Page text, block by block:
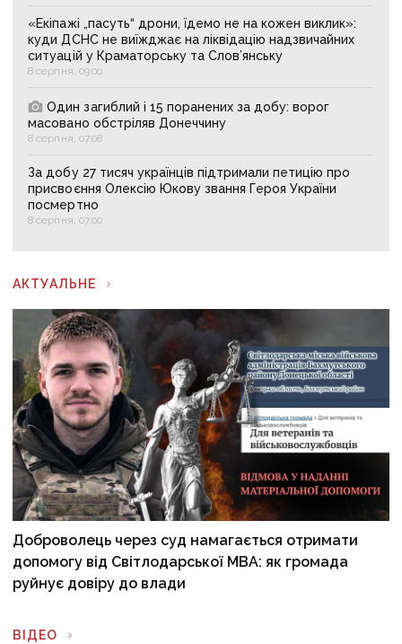
«Екіпажі „пасуть“ дрони, їдемо не на кожен виклик»:
куди ДСНС не виїжджає на ліквідацію надзвичайних
ситуацій у Краматорську та Слов’янську
8 серпня, 09:00
Один загиблий і 15 поранених за добу: ворог
масовано обстріляв Донеччину
8 серпня, 07:08
За добу 27 тисяч українців підтримали петицію про
присвоєння Олексію Юкову звання Героя України
посмертно
8 серпня, 07:00
АКТУАЛЬНЕ
Доброволець через суд намагається отримати
допомогу від Світлодарської МВА: як громада
руйнує довіру до влади
ВІДЕО